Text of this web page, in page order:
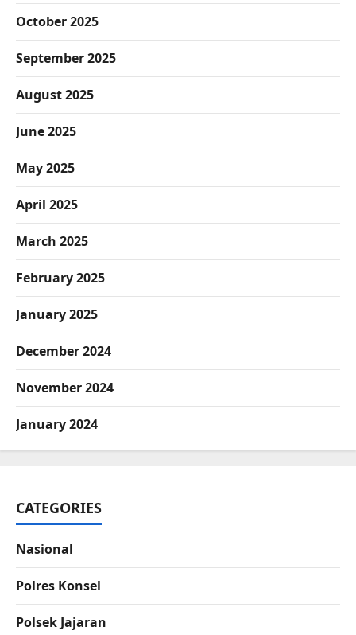
October 2025
September 2025
August 2025
June 2025
May 2025
April 2025
March 2025
February 2025
January 2025
December 2024
November 2024
January 2024
CATEGORIES
Nasional
Polres Konsel
Polsek Jajaran